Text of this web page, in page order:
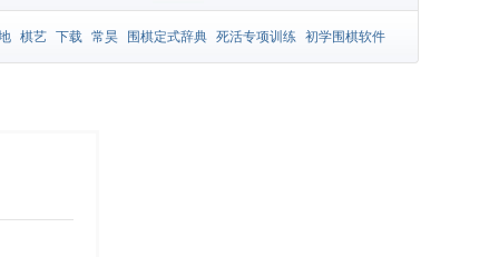
棋艺 下载 常昊 围棋定式辞典 死活专项训练 初学围棋软件